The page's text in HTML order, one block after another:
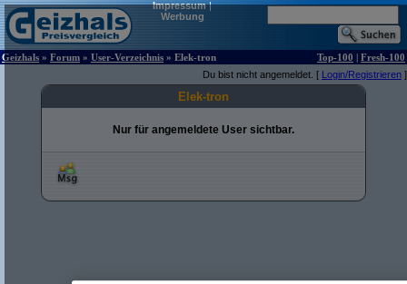
Impressum|
Werbung
Geizhals » Forum » User-Verzeichnis » Elek-tron Top-100 | Fresh-100
Du bist nicht angemeldet. [ Login/Registrieren ]
Elek-tron
Nur für angemeldete User sichtbar.